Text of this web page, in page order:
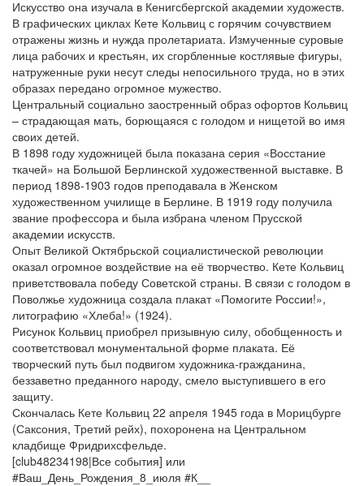
Искусство она изучала в Кенигсбергской академии художеств.
В графических циклах Кете Кольвиц с горячим сочувствием
отражены жизнь и нужда пролетариата. Измученные суровые
лица рабочих и крестьян, их сгорбленные костлявые фигуры,
натруженные руки несут следы непосильного труда, но в этих
образах передано огромное мужество.
Центральный социально заостренный образ офортов Кольвиц
– страдающая мать, борющаяся с голодом и нищетой во имя
своих детей.
В 1898 году художницей была показана серия «Восстание
ткачей» на Большой Берлинской художественной выставке. В
период 1898-1903 годов преподавала в Женском
художественном училище в Берлине. В 1919 году получила
звание профессора и была избрана членом Прусской
академии искусств.
Опыт Великой Октябрьской социалистической революции
оказал огромное воздействие на её творчество. Кете Кольвиц
приветствовала победу Советской страны. В связи с голодом в
Поволжье художница создала плакат «Помогите России!»,
литографию «Хлеба!» (1924).
Рисунок Кольвиц приобрел призывную силу, обобщенность и
соответствовал монументальной форме плаката. Её
творческий путь был подвигом художника-гражданина,
беззаветно преданного народу, смело выступившего в его
защиту.
Скончалась Кете Кольвиц 22 апреля 1945 года в Морицбурге
(Саксония, Третий рейх), похоронена на Центральном
кладбище Фридрихсфельде.
[club48234198|Все события] или
#Ваш_День_Рождения_8_июля #К__